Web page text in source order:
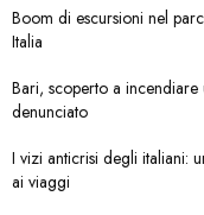
Boom di escursioni nel
Italia
Bari, scoperto a
denunciato
I vizi anticrisi degli italiani:
ai viaggi